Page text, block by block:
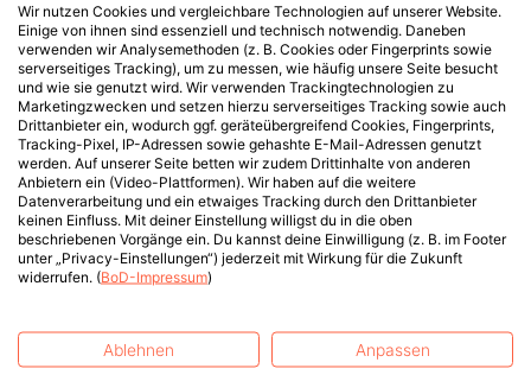
Wir nutzen Cookies und vergleichbare Technologien auf unserer Website.
Einige von ihnen sind essenziell und technisch notwendig. Daneben
verwenden wir Analysemethoden (z. B. Cookies oder Fingerprints sowie
serverseitiges Tracking), um zu messen, wie häufig unsere Seite besucht
und wie sie genutzt wird. Wir verwenden Trackingtechnologien zu
Marketingzwecken und setzen hierzu serverseitiges Tracking sowie auch
Drittanbieter ein, wodurch ggf. geräteübergreifend Cookies, Fingerprints,
Tracking-Pixel, IP-Adressen sowie gehashte E-Mail-Adressen genutzt
werden. Auf unserer Seite betten wir zudem Drittinhalte von anderen
Anbietern ein (Video-Plattformen). Wir haben auf die weitere
Datenverarbeitung und ein etwaiges Tracking durch den Drittanbieter
keinen Einfluss. Mit deiner Einstellung willigst du in die oben
beschriebenen Vorgänge ein. Du kannst deine Einwilligung (z. B. im Footer
unter „Privacy-Einstellungen“) jederzeit mit Wirkung für die Zukunft
widerrufen. (BoD-Impressum)
Ablehnen Anpassen